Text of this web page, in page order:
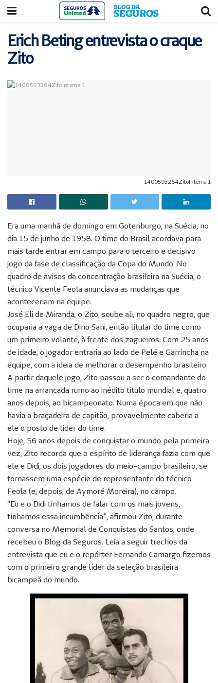
Erich Beting entrevista o craque
Zito
1400593264ZitoInterna 1
Era uma manhã de domingo em Gotenburgo, na Suécia, no
dia 15 de junho de 1958. O time do Brasil acordava para
mais tarde entrar em campo para o terceiro e decisivo
jogo da fase de classificação da Copa do Mundo. No
quadro de avisos da concentração brasileira na Suécia, o
técnico Vicente Feola anunciava as mudanças que
aconteceriam na equipe.
José Eli de Miranda, o Zito, soube ali, no quadro negro, que
ocuparia a vaga de Dino Sani, então titular do time como
um primeiro volante, à frente dos zagueiros. Com 25 anos
de idade, o jogador entraria ao lado de Pelé e Garrincha na
equipe, com a ideia de melhorar o desempenho brasileiro.
A partir daquele jogo, Zito passou a ser o comandante do
time na arrancada rumo ao inédito título mundial e, quatro
anos depois, ao bicampeonato. Numa época em que não
havia a braçadeira de capitão, provavelmente caberia a
ele o posto de líder do time.
Hoje, 56 anos depois de conquistar o mundo pela primeira
vez, Zito recorda que o espírito de liderança fazia com que
ele e Didi, os dois jogadores do meio-campo brasileiro, se
tornassem uma espécie de representante do técnico
Feola (e, depois, de Aymoré Moreira), no campo.
“Eu e o Didi tínhamos de falar com os mais jovens,
tínhamos essa incumbência”, afirmou Zito, durante
conversa no Memorial de Conquistas do Santos, onde
recebeu o Blog da Seguros. Leia a seguir trechos da
entrevista que eu e o repórter Fernando Camargo fizemos
com o primeiro grande líder da seleção brasileira
bicampeã do mundo.